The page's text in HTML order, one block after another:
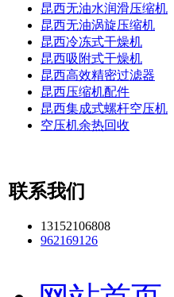
昆西无油水润滑压缩机
昆西无油涡旋压缩机
昆西冷冻式干燥机
昆西吸附式干燥机
昆西高效精密过滤器
昆西压缩机配件
昆西集成式螺杆空压机
空压机余热回收
联系我们
13152106808
962169126